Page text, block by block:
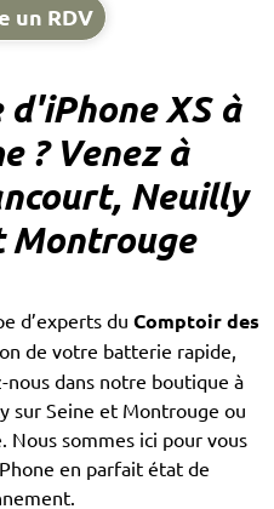
un RDV
XS à
? Venez à
Neuilly
Montrouge
d’experts du Comptoir des
de votre batterie rapide,
dans notre boutique à
sur Seine et Montrouge ou
Nous sommes ici pour vous
en parfait état de